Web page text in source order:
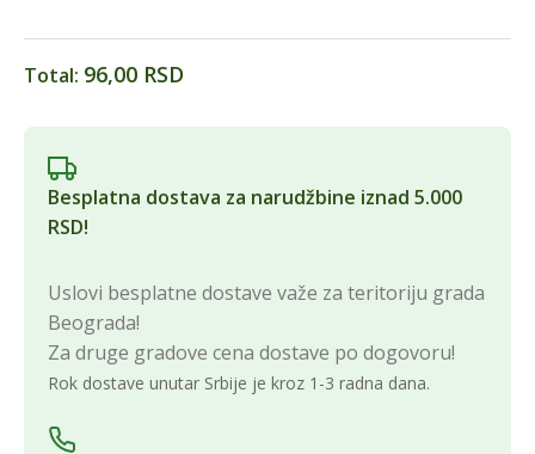
Total: 96,00 RSD
Besplatna dostava za narudžbine iznad 5.000
RSD!
Uslovi besplatne dostave važe za teritoriju grada
Beograda!
Za druge gradove cena dostave po dogovoru!
Rok dostave unutar Srbije je kroz 1-3 radna dana.